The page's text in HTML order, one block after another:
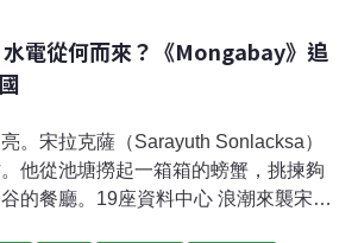
電從何而來？《Mongabay》追
。宋拉克薩（Sarayuth Sonlacksa）
他從池塘撈起一箱箱的螃蟹，挑揀夠
的餐廳。19座資料中心 浪潮來襲宋拉